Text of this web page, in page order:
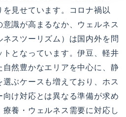
見せています。コロナ禍以
識が高まるなか、ウェルネス
スツーリズム）は国内外を問
となっています。伊豆、軽井
然豊かなエリアを中心に、静
ぶケースも増えており、ホス
向け対応とは異なる準備が求め
養・ウェルネス需要に対応し